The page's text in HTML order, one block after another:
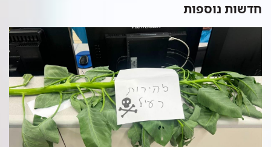
חדשות נוספות